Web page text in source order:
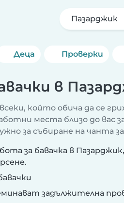
Пазарджик
Деца Проверки
в
който обича да се
места близо до вас
за събиране на чанта
за бавачка в
задължителна